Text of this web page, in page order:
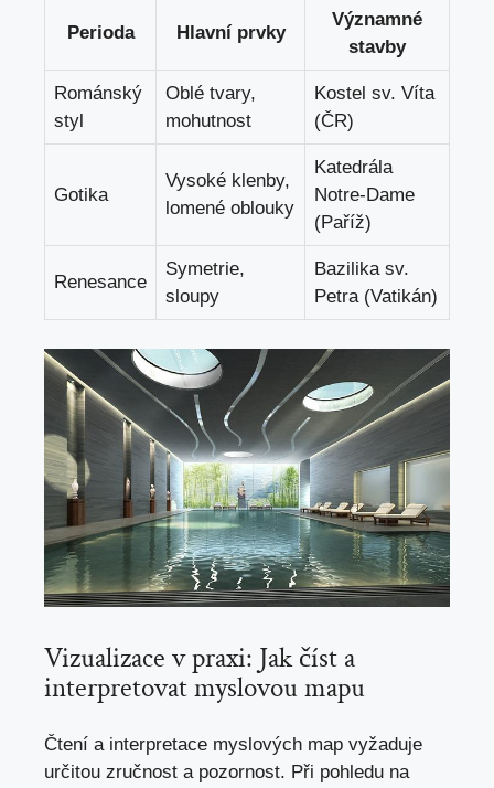
Perioda Hlavní prvky
Významné
stavby
Románský⁢
styl
Oblé tvary,
mohutnost
Kostel sv. Víta
(ČR)
Gotika
Vysoké⁣ klenby,
lomené ​oblouky
Katedrála
‌Notre-Dame
(Paříž)
Renesance
Symetrie,
sloupy
Bazilika sv.
Petra (Vatikán)
Vizualizace ⁢v praxi: Jak číst​ a
interpretovat myslovou mapu
Čtení a interpretace myslových map‌ vyžaduje
určitou ​zručnost a ⁤pozornost. Při pohledu na